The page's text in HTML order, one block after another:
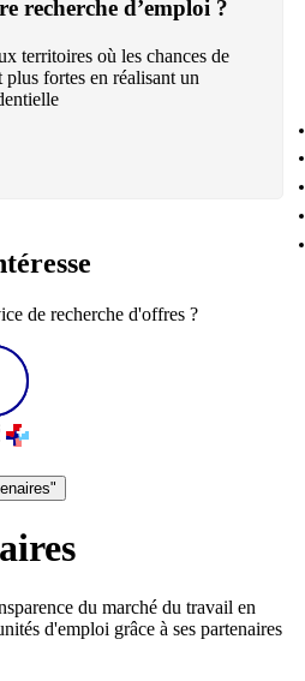
recherche d’emploi ?
territoires où les chances de
fortes en réalisant un
de recherche d'offres ?
du marché du travail en
d'emploi grâce à ses partenaires